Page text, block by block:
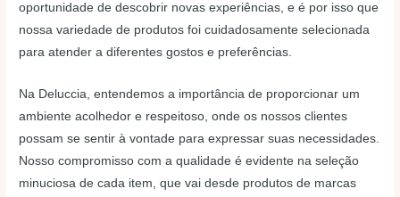
oportunidade de descobrir novas experiências, e é por isso que
nossa variedade de produtos foi cuidadosamente selecionada
para atender a diferentes gostos e preferências.
Na Deluccia, entendemos a importância de proporcionar um
ambiente acolhedor e respeitoso, onde os nossos clientes
possam se sentir à vontade para expressar suas necessidades.
Nosso compromisso com a qualidade é evidente na seleção
minuciosa de cada item, que vai desde produtos de marcas